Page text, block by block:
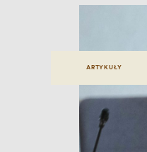
ARTYKUŁY